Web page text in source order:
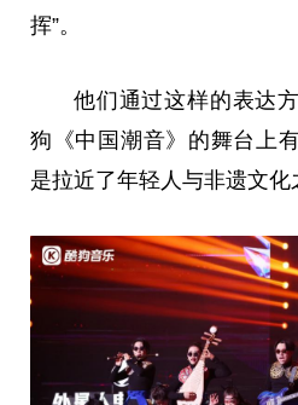
挥”。
他们通过这样的表达
狗《中国潮音》的舞台上
是拉近了年轻人与非遗文化